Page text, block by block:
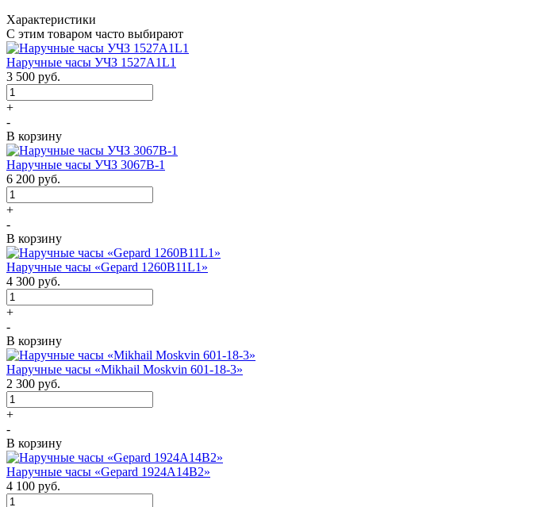
Характеристики
С этим товаром часто выбирают
Наручные часы УЧЗ 1527A1L1
3 500 руб.
+
-
В корзину
Наручные часы УЧЗ 3067В-1
6 200 руб.
+
-
В корзину
Наручные часы «Gepard 1260B11L1»
4 300 руб.
+
-
В корзину
Наручные часы «Mikhail Moskvin 601-18-3»
2 300 руб.
+
-
В корзину
Наручные часы «Gepard 1924A14B2»
4 100 руб.